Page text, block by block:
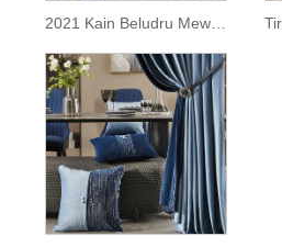
2021 Kain Beludru Mewah Reka Bentuk Baru Untuk Tirai